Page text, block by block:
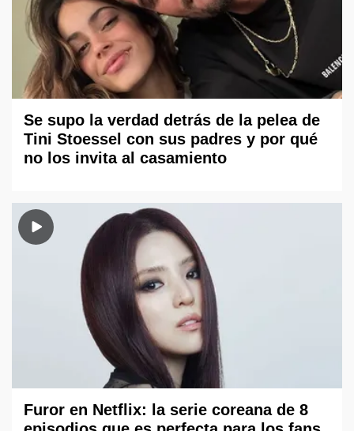
Se supo la verdad detrás de la pelea de
Tini Stoessel con sus padres y por qué
no los invita al casamiento
Furor en Netflix: la serie coreana de 8